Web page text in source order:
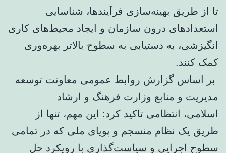
تا از طریق بهینه‌سازی فرآیندها، شناسایی
استعدادهای درون سازمان و ایجاد محیط‌های کاری
انگیزشی، به دستیابی به سطوح بالاتر بهره‌وری
کمک کنند.
بر اساس گزارش روابط عمومی معاونت توسعه
مدیریت و منابع وزارت فرهنگ و ارشاد
اسلامی، انتظامی تاکید کرد: این مهم، تنها از
طریق یک نظام منسجم و پویای ملی که در تمامی
سطوح اجرایی و سیاست‌گذاری با رویکرد حل